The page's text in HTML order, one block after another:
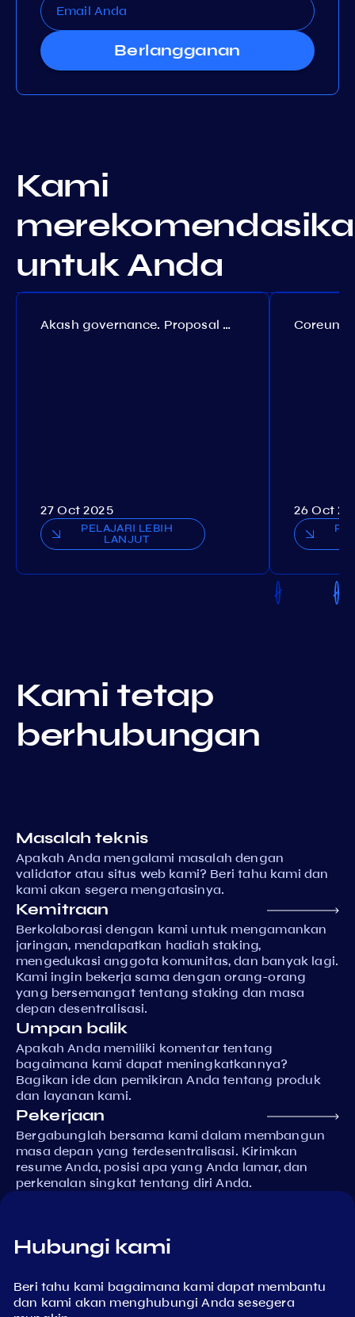
Berlangganan
Kami
untuk Anda
Akash governance. Proposal №308
27 Oct 2025
PELAJARI LEBIH
LANJUT
26 Oct
Kami tetap
berhubungan
Masalah teknis
Apakah Anda mengalami masalah dengan
validator atau situs web kami? Beri tahu kami dan
kami akan segera mengatasinya.
Kemitraan
Berkolaborasi dengan kami untuk mengamankan
jaringan, mendapatkan hadiah staking,
mengedukasi anggota komunitas, dan banyak lagi.
Kami ingin bekerja sama dengan orang-orang
yang bersemangat tentang staking dan masa
depan desentralisasi.
Umpan balik
Apakah Anda memiliki komentar tentang
bagaimana kami dapat meningkatkannya?
Bagikan ide dan pemikiran Anda tentang produk
dan layanan kami.
Pekerjaan
Bergabunglah bersama kami dalam membangun
masa depan yang terdesentralisasi. Kirimkan
resume Anda, posisi apa yang Anda lamar, dan
perkenalan singkat tentang diri Anda.
Hubungi kami
Beri tahu kami bagaimana kami dapat membantu
dan kami akan menghubungi Anda sesegera